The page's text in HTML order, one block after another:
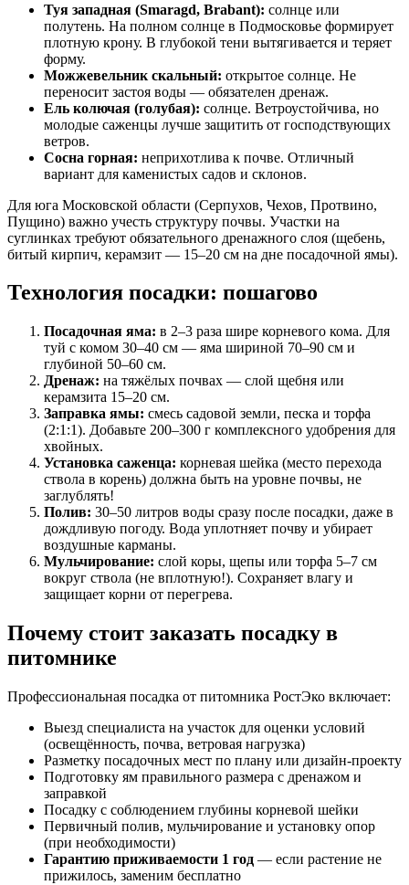
Туя западная (Smaragd, Brabant): солнце или
полутень. На полном солнце в Подмосковье формирует
плотную крону. В глубокой тени вытягивается и теряет
форму.
Можжевельник скальный: открытое солнце. Не
переносит застоя воды — обязателен дренаж.
Ель колючая (голубая): солнце. Ветроустойчива, но
молодые саженцы лучше защитить от господствующих
ветров.
Сосна горная: неприхотлива к почве. Отличный
вариант для каменистых садов и склонов.
Для юга Московской области (Серпухов, Чехов, Протвино,
Пущино) важно учесть структуру почвы. Участки на
суглинках требуют обязательного дренажного слоя (щебень,
битый кирпич, керамзит — 15–20 см на дне посадочной ямы).
Технология посадки: пошагово
Посадочная яма: в 2–3 раза шире корневого кома. Для
туй с комом 30–40 см — яма шириной 70–90 см и
глубиной 50–60 см.
Дренаж: на тяжёлых почвах — слой щебня или
керамзита 15–20 см.
Заправка ямы: смесь садовой земли, песка и торфа
(2:1:1). Добавьте 200–300 г комплексного удобрения для
хвойных.
Установка саженца: корневая шейка (место перехода
ствола в корень) должна быть на уровне почвы, не
заглублять!
Полив: 30–50 литров воды сразу после посадки, даже в
дождливую погоду. Вода уплотняет почву и убирает
воздушные карманы.
Мульчирование: слой коры, щепы или торфа 5–7 см
вокруг ствола (не вплотную!). Сохраняет влагу и
защищает корни от перегрева.
Почему стоит заказать посадку в
питомнике
Профессиональная посадка от питомника РостЭко включает:
Выезд специалиста на участок для оценки условий
(освещённость, почва, ветровая нагрузка)
Разметку посадочных мест по плану или дизайн-проекту
Подготовку ям правильного размера с дренажом и
заправкой
Посадку с соблюдением глубины корневой шейки
Первичный полив, мульчирование и установку опор
(при необходимости)
Гарантию приживаемости 1 год — если растение не
прижилось, заменим бесплатно